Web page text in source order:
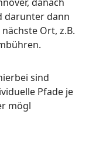
darunter dann
Ort, z.B.
sind
Pfade je
mögl